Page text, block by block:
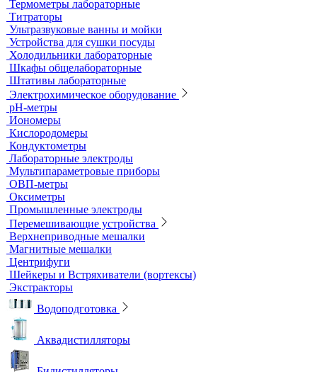
Лабораторные реакторы и термореакторы
Приборы вакуумного фильтрования
Рефрактометры, Поляриметры и Сахариметры
Ротационные испарители
Секундомеры и таймеры лабораторные
Термометры лабораторные
Титраторы
Ультразвуковые ванны и мойки
Устройства для сушки посуды
Холодильники лабораторные
Шкафы общелабораторные
Штативы лабораторные
Электрохимическое оборудование
pH-метры
Иономеры
Кислородомеры
Кондуктометры
Лабораторные электроды
Мультипараметровые приборы
ОВП-метры
Оксиметры
Промышленные электроды